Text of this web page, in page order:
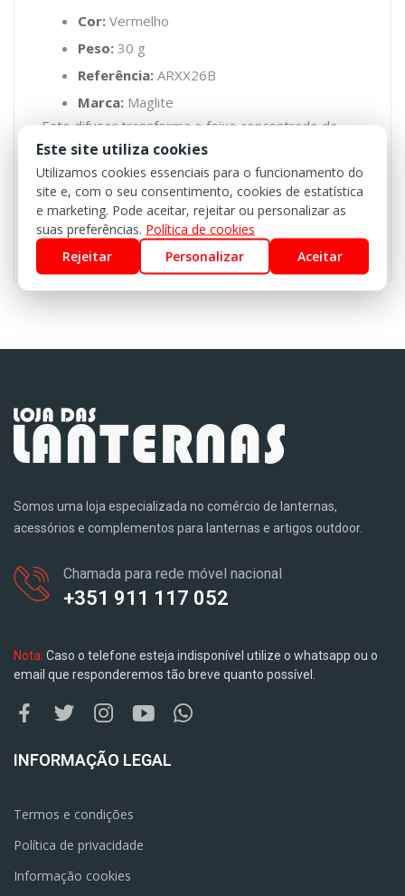
Cor: Vermelho
Peso: 30 g
Referência: ARXX26B
Marca: Maglite
Este difusor transforma o feixe concentrado da
lanterna numa luz difusa e colorida, perfeita para
sinalização, acampamento ou situações em que é
necessário preservar a visão noturna. Garanta já o
seu e tire o máximo partido da sua lanterna
Maglite.
Somos uma loja especializada no comércio de lanternas,
acessórios e complementos para lanternas e artigos outdoor.
Chamada para rede móvel nacional
+351 911 117 052
Nota: Caso o telefone esteja indisponível utilize o whatsapp ou o
email que responderemos tão breve quanto possível.
INFORMAÇÃO LEGAL
Termos e condições
Política de privacidade
Informação cookies
Este site utiliza cookies
Utilizamos cookies essenciais para o funcionamento do
site e, com o seu consentimento, cookies de estatística
e marketing. Pode aceitar, rejeitar ou personalizar as
suas preferências. Política de cookies
Rejeitar
Personalizar Aceitar